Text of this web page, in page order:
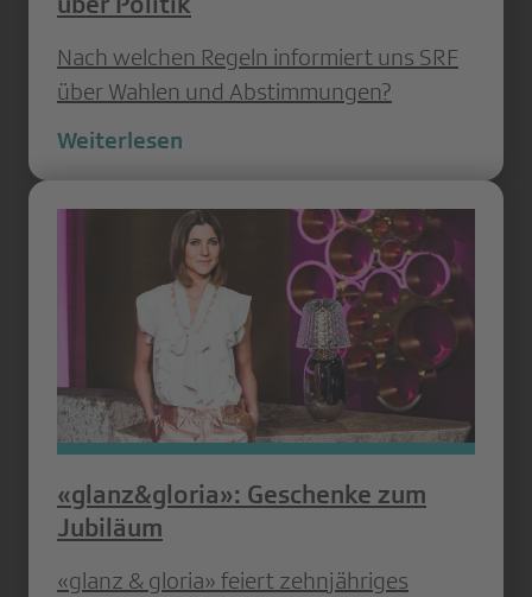
Nach welchen Regeln informiert uns SRF
über Wahlen und Abstimmungen?
Weiterlesen
«glanz&gloria»: Geschenke zum
Jubiläum
«glanz & gloria» feiert zehnjähriges